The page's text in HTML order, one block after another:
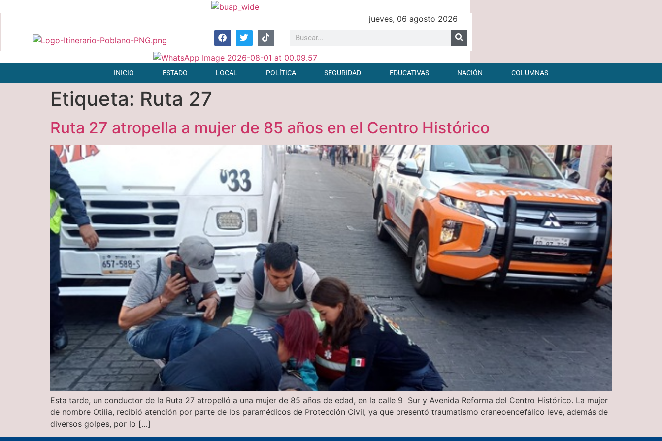
jueves, 06 agosto 2026
INICIO ESTADO LOCAL POLÍTICA SEGURIDAD EDUCATIVAS NACIÓN COLUMNAS
Etiqueta: Ruta 27
Ruta 27 atropella a mujer de 85 años en el Centro Histórico
Esta tarde, un conductor de la Ruta 27 atropelló a una mujer de 85 años de edad, en la calle 9 Sur y Avenida Reforma del Centro Histórico. La mujer
de nombre Otilia, recibió atención por parte de los paramédicos de Protección Civil, ya que presentó traumatismo craneoencefálico leve, además de
diversos golpes, por lo […]